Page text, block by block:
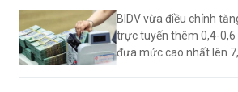
BIDV vừa điều chỉnh
trực tuyến thêm 0,4-
đưa mức cao nhất lên